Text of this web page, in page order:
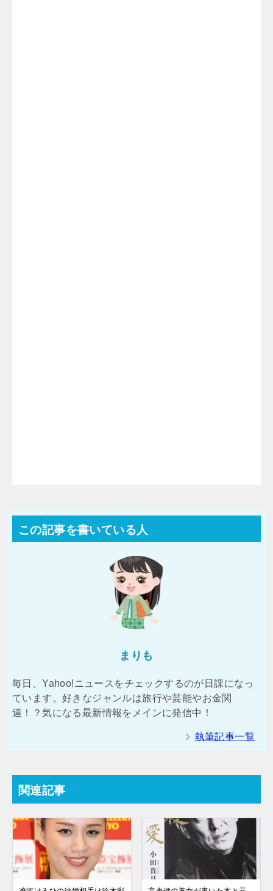
この記事を書いている人
まりも
毎日、Yahoo!ニュースをチェックするのが日課になっ
ています。好きなジャンルは旅行や芸能やお金関
連！？気になる最新情報をメインに発信中！
執筆記事一覧
関連記事